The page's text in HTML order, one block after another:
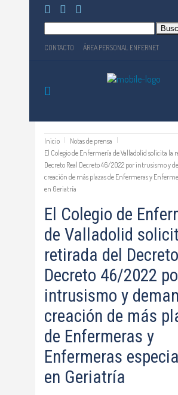
CONTACTO ÁREA PERSONAL ENFERNET
Inicio
Notas de prensa
El Colegio de Enfermería de Valladolid solicita la
Decreto Real Decreto 46/2022 por intrusismo y
creación de más plazas de Enfermeras y
en Geriatría
El Colegio de
de Valladolid
retirada del Decreto
Decreto 46/2022
intrusismo y
creación de más
de Enfermeras y
Enfermeras
en Geriatría